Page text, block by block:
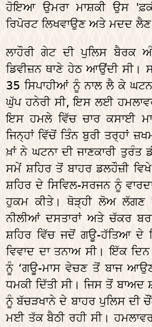
ਹੋਇਆ ਉਮਰਾ ਮਾਸ਼ਕੀ ਉਸ
ਰਿਪੋਰਟ ਲਿਖਵਾਉਣ ਅਤੇ ਮਦਦ
ਲਾਹੌਰੀ ਗੇਟ ਦੀ ਪੁਲਿਸ ਬੈਰਕ
ਡਿਵੀਜ਼ਨ ਥਾਣੇ ਹੇਠ ਆਉਂਦੀ ਸੀ।
35 ਸਿਪਾਹੀਆਂ ਨੂੰ ਨਾਲ ਲੈ ਕੇ
ਘੁੱਪ ਹਨੇਰੀ ਸੀ, ਇਸ ਲਈ
ਇਸ ਹਮਲੇ ਵਿੱਚ ਚਾਰ ਕਸਾਈ
ਜਿਨ੍ਹਾਂ ਵਿੱਚੋਂ ਤਿੰਨ ਬੁਰੀ ਤਰ੍ਹਾਂ
ਖ਼ਾਂ ਨੇ ਘਟਨਾ ਦੀ ਜਾਣਕਾਰੀ ਤੁਰੰਤ
ਸਮੇਂ ਸ਼ਹਿਰ ਤੋਂ ਬਾਹਰ ਡਲਹੌਜ਼ੀ
ਸ਼ਹਿਰ ਦੇ ਸਿਵਿਲ-ਸਰਜਨ ਨੂੰ
ਹੁਕਮ ਕੀਤੇ। ਥੋੜ੍ਹੀ ਲੋਅ ਲੱਗਣ
ਨੀਲੀਆਂ ਦਸਤਾਰਾਂ ਅਤੇ ਚੱਕਰ
ਸ਼ਹਿਰ ਵਿੱਚ ਜਦੋਂ ਗਊ-ਹੱਤਿਆ ਦੇ
ਵਿਵਾਦ ਦਾ ਤਨਾਅ ਸੀ। ਇੱਕ
ਨੂੰ ‘ਗਊ-ਮਾਸ ਵੇਚਣ ਤੋਂ ਬਾਜ
ਧਮਕੀ ਦਿੱਤੀ ਸੀ। ਜਿਸ ਤੋਂ
ਨੂੰ ਬੱਚੜਖਾਨੇ ਦੇ ਬਾਹਰ ਪੁਲਿਸ ਦੀ
ਮਈ ਤੱਕ ਬੈਠੀ ਰਹੀ ਸੀ।